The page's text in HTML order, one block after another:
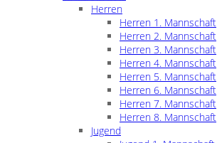
Herren
Herren 1. Mannschaft
Herren 2. Mannschaft
Herren 3. Mannschaft
Herren 4. Mannschaft
Herren 5. Mannschaft
Herren 6. Mannschaft
Herren 7. Mannschaft
Herren 8. Mannschaft
Jugend